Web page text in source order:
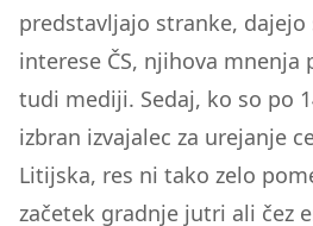
predstavljajo stranke,
interese ČS, njihova mnenja
tudi mediji. Sedaj, ko so po
izbran izvajalec za urejanje
Litijska, res ni tako zelo
začetek gradnje jutri ali čez